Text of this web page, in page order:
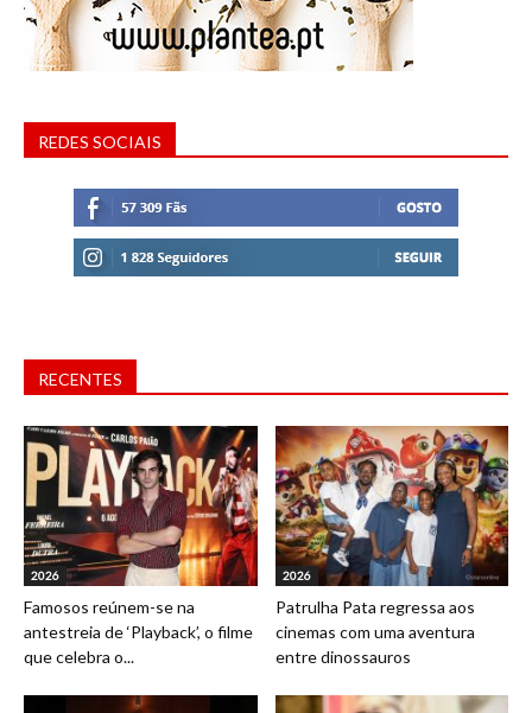
REDES SOCIAIS
RECENTES
2026
Famosos reúnem-se na
antestreia de ‘Playback’, o filme
que celebra o...
2026
Patrulha Pata regressa aos
cinemas com uma aventura
entre dinossauros